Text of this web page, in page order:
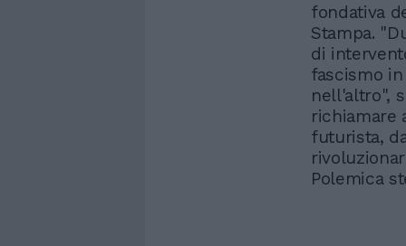
fondativa
Stampa.
di
fascismo
nell'altro",
richiamare
futurista,
Polemica